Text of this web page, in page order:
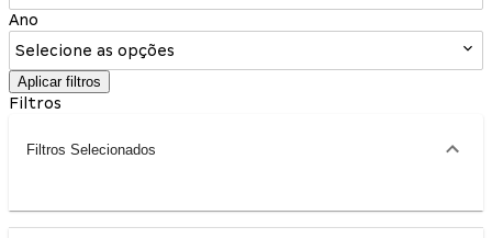
Ano
Selecione as opções
Aplicar filtros
Filtros
Filtros Selecionados